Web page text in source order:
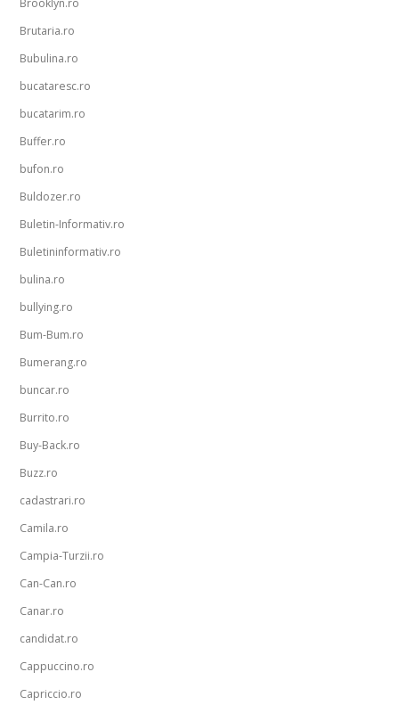
Brooklyn.ro
Brutaria.ro
Bubulina.ro
bucataresc.ro
bucatarim.ro
Buffer.ro
bufon.ro
Buldozer.ro
Buletin-Informativ.ro
Buletininformativ.ro
bulina.ro
bullying.ro
Bum-Bum.ro
Bumerang.ro
buncar.ro
Burrito.ro
Buy-Back.ro
Buzz.ro
cadastrari.ro
Camila.ro
Campia-Turzii.ro
Can-Can.ro
Canar.ro
candidat.ro
Cappuccino.ro
Capriccio.ro